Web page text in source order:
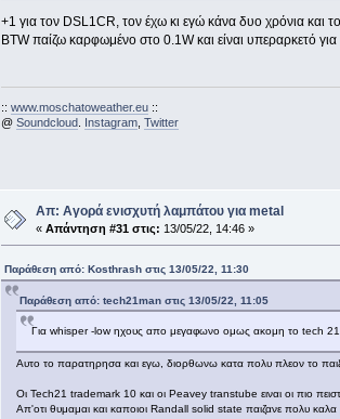
+1 για τον DSL1CR, τον έχω κι εγώ κάνα δυο χρόνια και
BTW παίζω καρφωμένο στο 0.1W και είναι υπεραρκετό για
:: www.moschatoweather.eu::
@ Soundcloud. Instagram, Twitter
Απ: Αγορά ενισχυτή λαμπάτου για metal
« Απάντηση #31 στις: 13/05/22, 14:46 »
Παράθεση από: Kosthrash στις 13/05/22, 11:30
Παράθεση από: tech21man στις 13/05/22, 11:05
Για whisper -low ηχους απο μεγαφωνο ομως ακομη το tech 21
Αυτο το παρατηρησα και εγω, διορθωνω κατα πολυ πλεον το
Οι Tech21 trademark 10 και οι Peavey transtube ειναι οι πιο
Απ'οτι θυμαμαι και καποιοι Randall solid state παιζανε πολυ καλα